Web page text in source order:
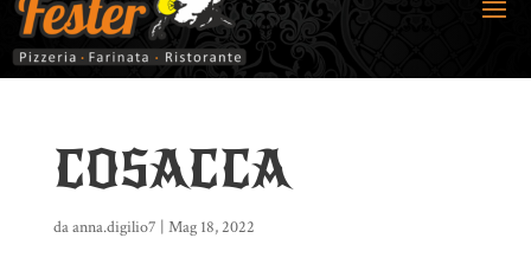
COSACCA
daanna.digilio7 | Mag 18, 2022